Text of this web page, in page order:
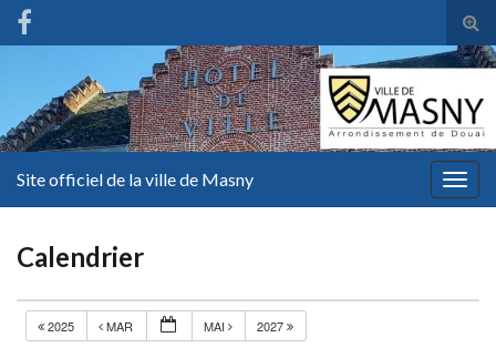
Site officiel de la ville de Masny
Calendrier
2025 MAR MAI 2027